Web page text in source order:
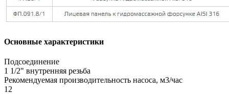
Основные характеристики
Подсоединение
1 1/2" внутренняя резьба
Рекомендуемая производительность насоса, м3/час
12